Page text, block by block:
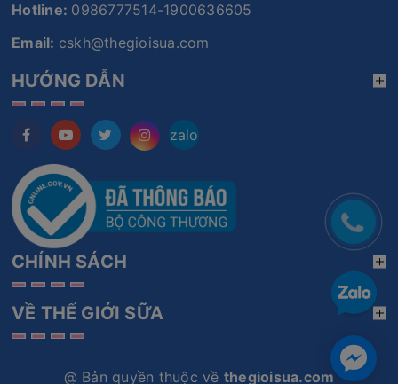
Hotline: 0986777514-1900636605
Email: cskh@thegioisua.com
HƯỚNG DẪN
zalo
CHÍNH SÁCH
VỀ THẾ GIỚI SỮA
@ Bản quyền thuộc về thegioisua.com